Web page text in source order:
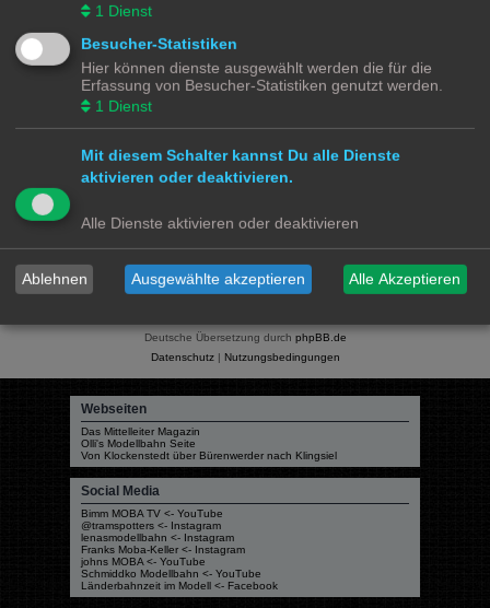
xposting ->https://www.stummiforum.de/t209446f29-M ... msg2488423
Antworten
1 Beitrag • Seite1von1
Gehe zu
Modellbahnforum
Deutsche Übersetzung durch phpBB.de
Datenschutz| Nutzungsbedingungen
Webseiten
Das Mittelleiter Magazin
Olli's Modellbahn Seite
Von Klockenstedt über Bürenwerder nach Klingsiel
Social Media
Bimm MOBA TV <- YouTube
@tramspotters <- Instagram
lenasmodellbahn <- Instagram
Franks Moba-Keller <- Instagram
johns MOBA <- YouTube
Schmiddko Modellbahn <- YouTube
Länderbahnzeit im Modell <- Facebook
1 Dienst
Besucher-Statistiken
Hier können dienste ausgewählt werden die für die
Erfassung von Besucher-Statistiken genutzt werden.
1 Dienst
Mit diesem Schalter kannst Du alle Dienste
aktivieren oder deaktivieren.
Alle Dienste aktivieren oder deaktivieren
Ablehnen Ausgewählte akzeptieren Alle Akzeptieren